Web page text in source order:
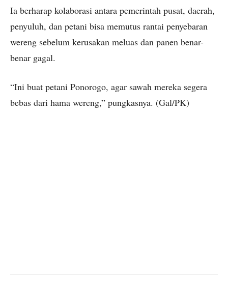
Ia berharap kolaborasi antara pemerintah pusat, daerah,
penyuluh, dan petani bisa memutus rantai penyebaran
wereng sebelum kerusakan meluas dan panen benar-
benar gagal.
“Ini buat petani Ponorogo, agar sawah mereka segera
bebas dari hama wereng,” pungkasnya. (Gal/PK)